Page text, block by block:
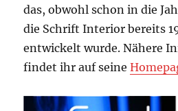
das, obwohl schon in die
die Schrift Interior bereits
entwickelt wurde. Nähere
findet ihr auf seine